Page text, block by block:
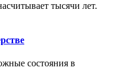
тысячи лет.
состояния в